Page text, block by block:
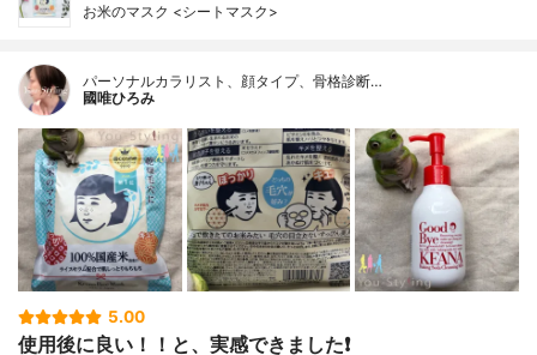
お米のマスク <シートマスク>
パーソナルカラリスト、顔タイプ、骨格診断…
國唯ひろみ
5.00
使用後に良い！！と、実感できました❗